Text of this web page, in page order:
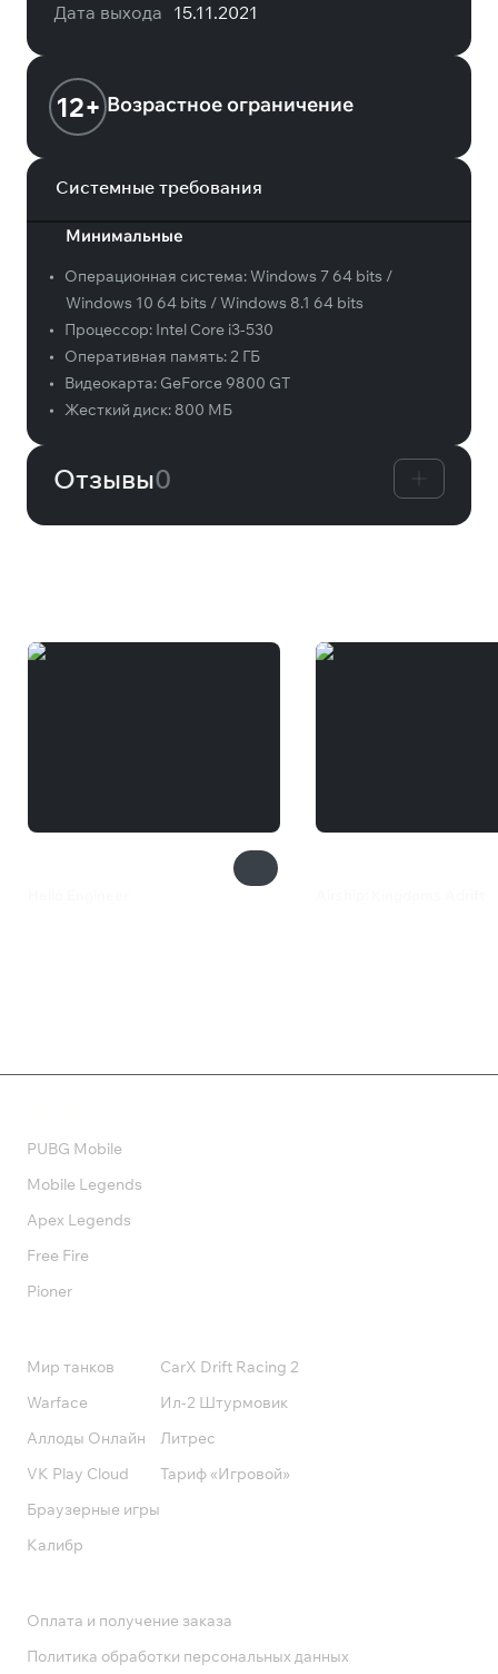
Дата выхода 15.11.2021
12+ Возрастное ограничение
Системные требования
Минимальные
• Операционная система:Windows 7 64 bits /
Windows 10 64 bits / Windows 8.1 64 bits
•
Процессор: Intel Core i3-530
•
Оперативная память:2 ГБ
•
Видеокарта: GeForce 9800 GT
•
Жесткий диск: 800 МБ
Отзывы0
PUBG Mobile
Mobile Legends
Apex Legends
Free Fire
Pioner
Мир танков
Warface
Аллоды Онлайн
VK Play Cloud
Браузерные игры
Калибр
CarX Drift Racing 2
Ил-2 Штурмовик
Литрес
Тариф «Игровой»
Оплата и получение заказа
Политика обработки персональных данных